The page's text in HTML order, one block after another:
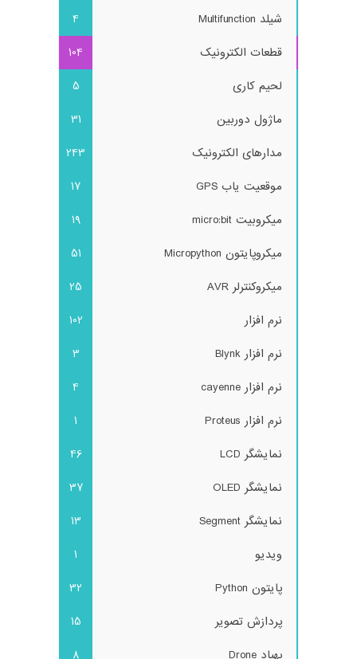
شیلد Multifunction
4
قطعات الکترونیک
104
لحیم کاری
5
ماژول دوربین
31
مدارهای الکترونیک
243
موقعیت یاب GPS
17
میکروبیت micro:bit
19
میکروپایتون Micropython
51
میکروکنترلر AVR
25
نرم افزار
102
نرم افزار Blynk
3
نرم افزار cayenne
4
نرم افزار Proteus
1
نمایشگر LCD
46
نمایشگر OLED
37
نمایشگر Segment
13
ویدیو
1
پایتون Python
32
پردازش تصویر
15
پهپاد Drone
8